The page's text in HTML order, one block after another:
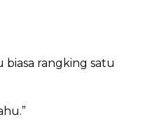
biasa rangking satu